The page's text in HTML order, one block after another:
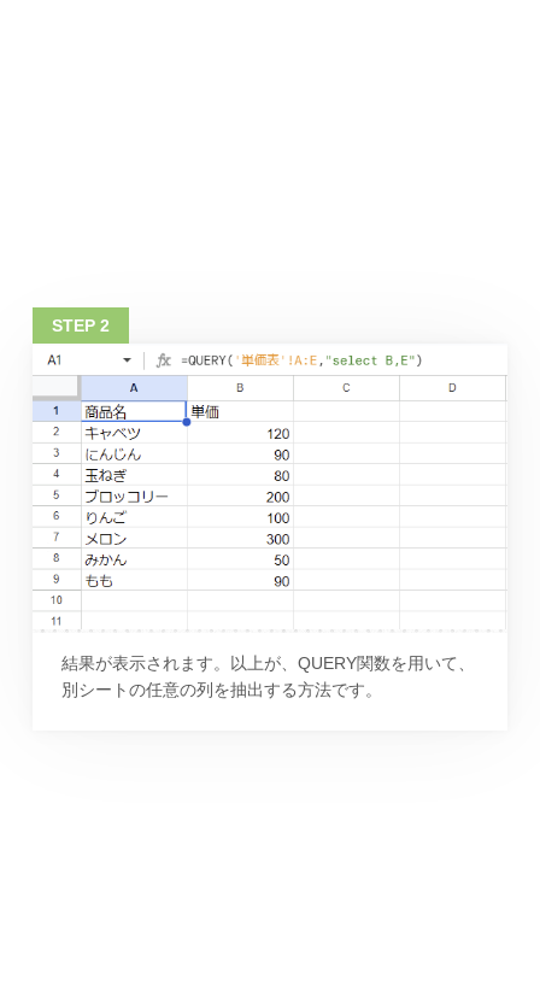
結果が表示されます。以上が、QUERY関数を用いて、
別シートの任意の列を抽出する方法です。